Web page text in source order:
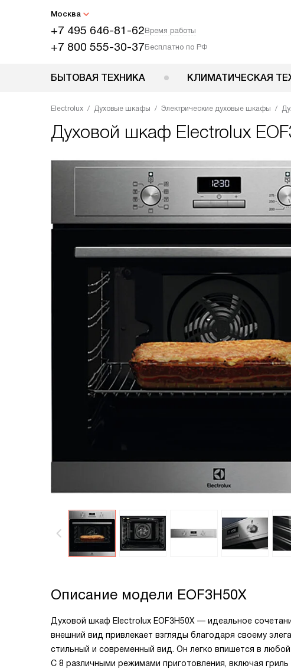
Москва
+7 495 646-81-62Время работы
+7 800 555-30-37Бесплатно по РФ
БЫТОВАЯ ТЕХНИКА КЛИМАТИЧЕСКАЯ
Electrolux Духовые шкафы Электрические духовые шкафы
Духовой шкаф Electrolux
Описание модели EOF3H50X
Духовой шкаф Electrolux EOF3H50X — идеальное
внешний вид привлекает взгляды благодаря своему
стильный и современный вид. Он легко впишется в
С 8 различными режимами приготовления, включая